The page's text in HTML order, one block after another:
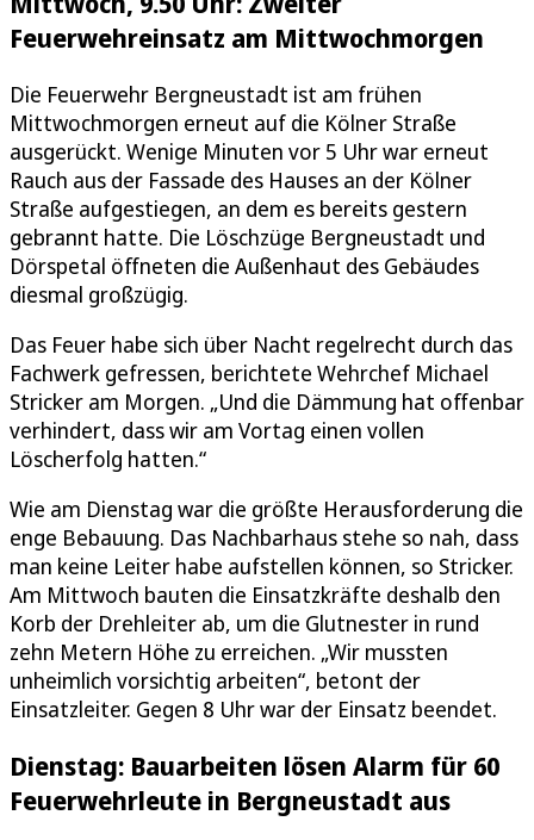
Feuerwehreinsatz am Mittwochmorgen
Die Feuerwehr Bergneustadt ist am frühen
Mittwochmorgen erneut auf die Kölner Straße
ausgerückt. Wenige Minuten vor 5 Uhr war erneut
Rauch aus der Fassade des Hauses an der Kölner
Straße aufgestiegen, an dem es bereits gestern
gebrannt hatte. Die Löschzüge Bergneustadt und
Dörspetal öffneten die Außenhaut des Gebäudes
diesmal großzügig.
Das Feuer habe sich über Nacht regelrecht durch das
Fachwerk gefressen, berichtete Wehrchef Michael
Stricker am Morgen. „Und die Dämmung hat offenbar
verhindert, dass wir am Vortag einen vollen
Löscherfolg hatten.“
Wie am Dienstag war die größte Herausforderung die
enge Bebauung. Das Nachbarhaus stehe so nah, dass
man keine Leiter habe aufstellen können, so Stricker.
Am Mittwoch bauten die Einsatzkräfte deshalb den
Korb der Drehleiter ab, um die Glutnester in rund
zehn Metern Höhe zu erreichen. „Wir mussten
unheimlich vorsichtig arbeiten“, betont der
Einsatzleiter. Gegen 8 Uhr war der Einsatz beendet.
Dienstag: Bauarbeiten lösen Alarm für 60
Feuerwehrleute in Bergneustadt aus